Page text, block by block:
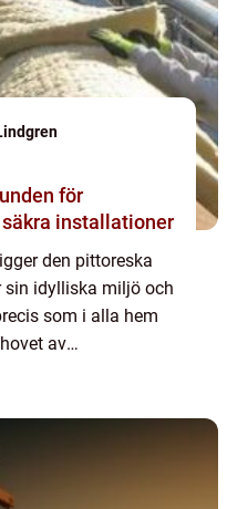
installationer
den pittoreska
sin idylliska miljö och
som i alla hem
av